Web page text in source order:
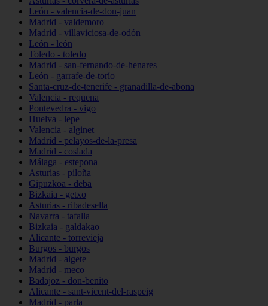
León - valencia-de-don-juan
Madrid - valdemoro
Madrid - villaviciosa-de-odón
León - león
Toledo - toledo
Madrid - san-fernando-de-henares
León - garrafe-de-torío
Santa-cruz-de-tenerife - granadilla-de-abona
Valencia - requena
Pontevedra - vigo
Huelva - lepe
Valencia - alginet
Madrid - pelayos-de-la-presa
Madrid - coslada
Málaga - estepona
Asturias - piloña
Gipuzkoa - deba
Bizkaia - getxo
Asturias - ribadesella
Navarra - tafalla
Bizkaia - galdakao
Alicante - torrevieja
Burgos - burgos
Madrid - algete
Madrid - meco
Badajoz - don-benito
Alicante - sant-vicent-del-raspeig
Madrid - parla